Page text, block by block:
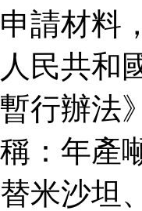
申請材料
人民共和
暫行辦法
稱：年產
替米沙坦